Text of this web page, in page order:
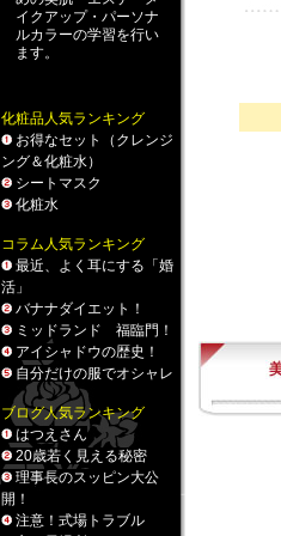
イクアップ・ パーソナ
ルカラーの学習を行い
ます。
化粧品人気ランキング
お得なセット（クレンジ
ング＆化粧水）
シートマスク
化粧水
コラム人気ランキング
最近、よく耳にする「婚
活」
バナナダイエット！
ミッドランド 福臨門！
アイシャドウの歴史！
自分だけの服でオシャレ
ブログ人気ランキング
はつえさん
20歳若く見える秘密
理事長のスッピン大公
開！
注意！式場トラブル